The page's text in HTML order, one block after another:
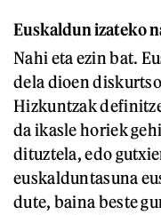
Euskaldun izateko
Nahi eta ezin bat.
dela dioen
Hizkuntzak
da ikasle horiek
dituztela, edo
euskalduntasuna
dute, baina beste